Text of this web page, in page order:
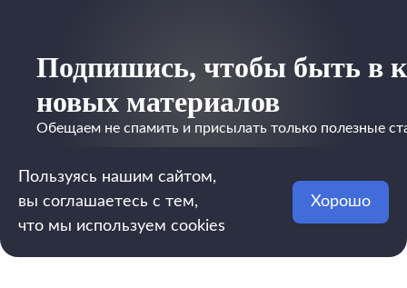
Подпишись, чтобы быть в
новых материалов
Обещаем не спамить и присылать только полезные
Пользуясь нашим сайтом,
вы соглашаетесь с тем,
что мы используем cookies
Хорошо